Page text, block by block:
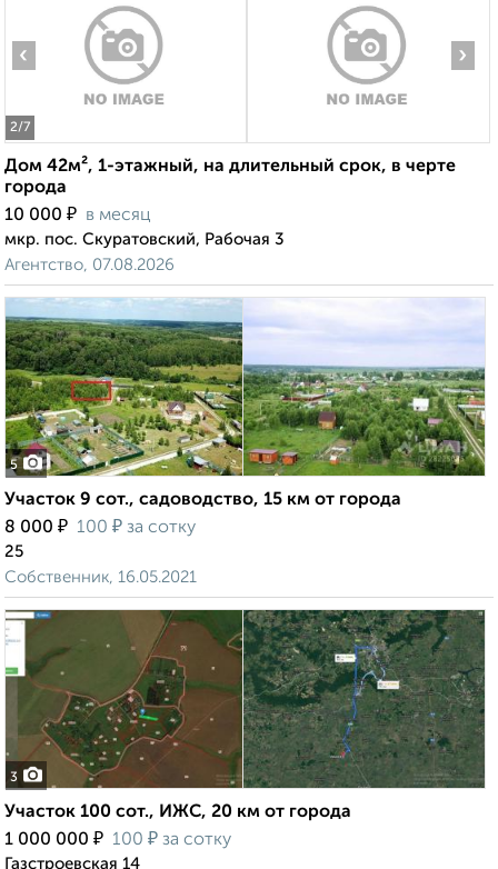
2/7
‹ ›
Дом 42м², 1-этажный, на длительный срок, в черте
города
10 000 ₽ в месяц
мкр. пос. Скуратовский, Рабочая 3
Агентство, 07.08.2026
5
Участок 9 сот., садоводство, 15 км от города
8 000 ₽ 100 ₽ за сотку
25
Собственник, 16.05.2021
3
Участок 100 сот., ИЖС, 20 км от города
1 000 000 ₽ 100 ₽ за сотку
Газстроевская 14